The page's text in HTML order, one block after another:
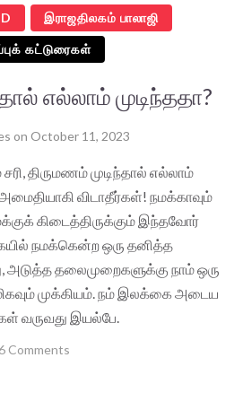
இராஜதிலகம் பாலாஜி
கட்டுரைகள்
எல்லாம் முடிந்ததா?
on October 11, 2023
சரி, திருமணம் முடிந்தால் எல்லாம்
விடாதீர்கள்! நமக்காவும்
கிடைத்திருக்கும் இந்தவோர்
நமக்கென்ற ஒரு தனித்த
தலைமுறைகளுக்கு நாம் ஒரு
மிகவும் முக்கியம். நம் இலக்கை அடைய
வருவது இயல்பே.
6 Comments